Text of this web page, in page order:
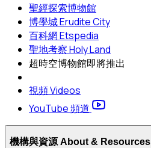
聖經探索博物館
博學城 Erudite City
百科網 Etspedia
聖地考察 Holy Land
超時空博物館即將推出
視頻 Videos
YouTube 頻道
機構與資源 About & Resources